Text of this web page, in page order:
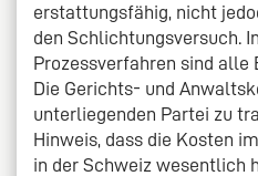
erstattungsfähig, nicht
den Schlichtungsversuch.
Prozessverfahren sind
Die Gerichts- und
unterliegenden Partei zu
Hinweis, dass die Kosten
in der Schweiz wesentlich